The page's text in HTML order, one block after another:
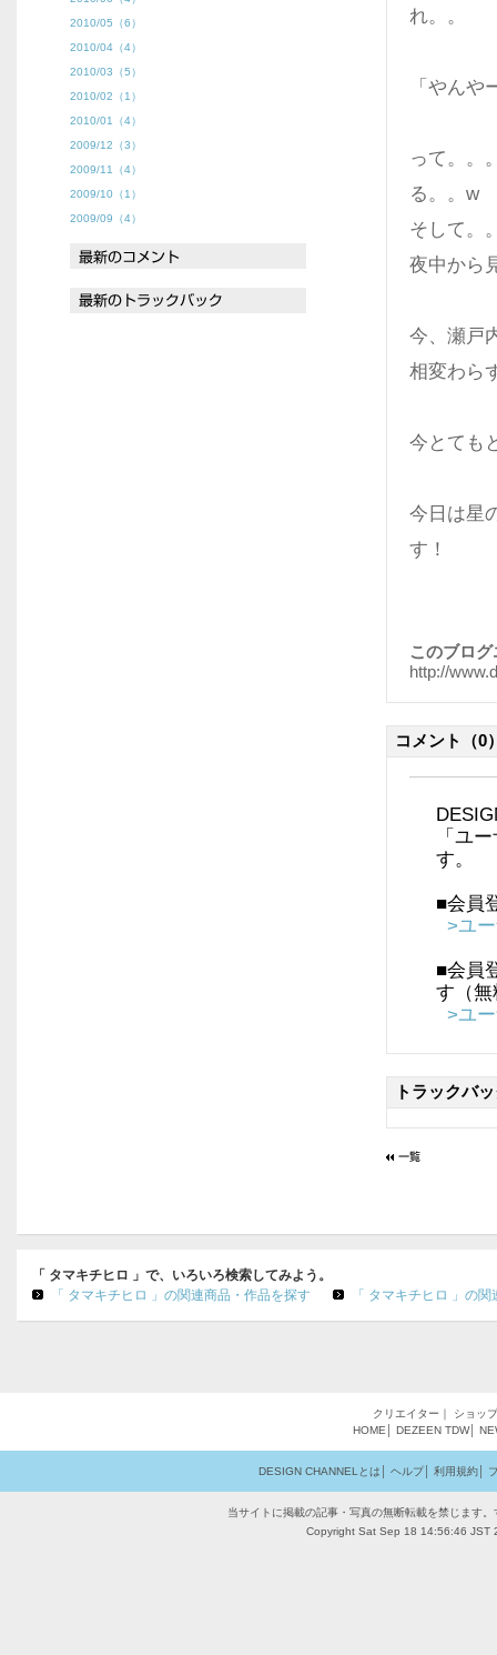
れ。。
「やん
って。。
る。。w
そして。
夜中から
今、瀬戸
相変わら
今とても
今日は星
す！
このブロ
http://
コメント （0
「ユ
す。
■会員
>ユ
■会員
す（
>ユ
トラックバ
2010/05（6）
2010/04（4）
2010/03（5）
2010/02（1）
2010/01（4）
2009/12（3）
2009/11（4）
2009/10（1）
2009/09（4）
「 タマキチヒロ 」で、いろいろ検索してみよう。
「 タマキチヒロ 」の関連商品・作品を探す
「 タマキチヒロ 」の
クリエイター ｜ ショップ
HOME
DEZEEN TDW│
DESIGN CHANNELとは ヘルプ│ 利用規約│
当サイトに掲載の記事・写真の無断転載を禁じます
Copyright Sat Sep 18 14:56:46 JST